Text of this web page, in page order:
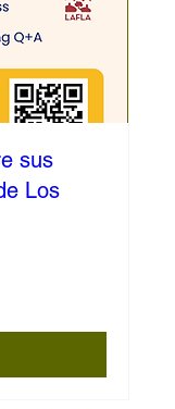
sus
Los